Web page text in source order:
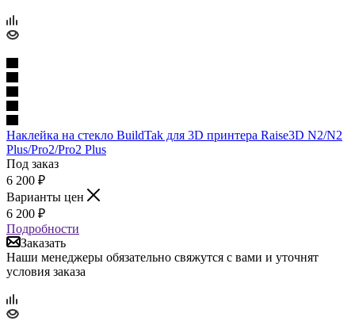
Наклейка на стекло BuildTak для 3D принтера Raise3D N2/N2
Plus/Pro2/Pro2 Plus
Под заказ
6 200 ₽
Варианты цен
6 200 ₽
Подробности
Заказать
Наши менеджеры обязательно свяжутся с вами и уточнят
условия заказа